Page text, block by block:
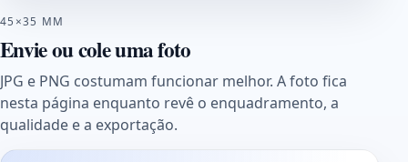
45×35 MM
Envie ou cole uma foto
JPG e PNG costumam funcionar melhor. A foto fica
nesta página enquanto revê o enquadramento, a
qualidade e a exportação.